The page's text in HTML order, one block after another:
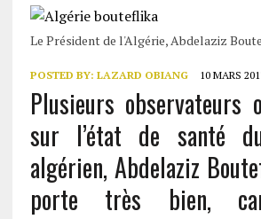
Le Président de l'Algérie, Abdelaziz
POSTED BY: LAZARD OBIANG 10 MARS
Plusieurs observateurs
sur l’état de santé
algérien, Abdelaziz
porte très bien,